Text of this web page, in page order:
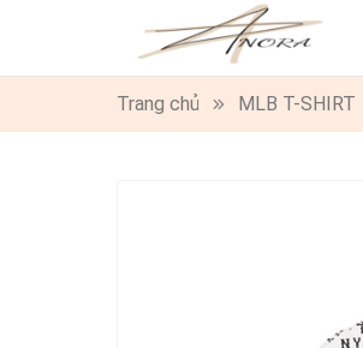
Trang chủ MLB T-SHIRT